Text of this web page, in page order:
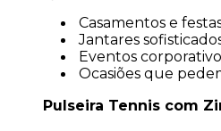
Casamentos e
Jantares
Eventos
Ocasiões que
Pulseira Tennis com